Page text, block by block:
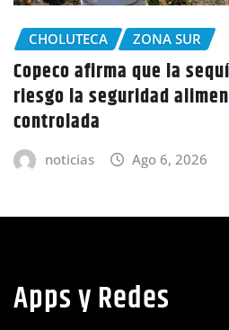
CHOLUTECA
Policía Nacional desaloja
tierras en El Tulito,
Apps y Redes